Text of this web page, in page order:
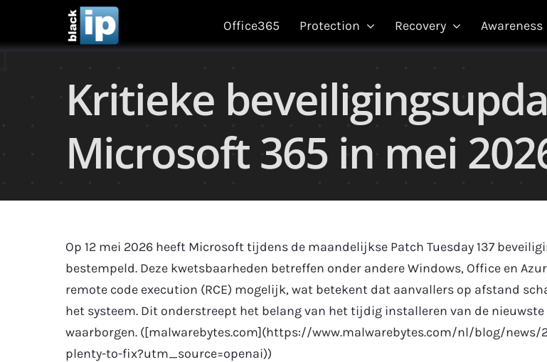
Office365 Protection Recovery Awareness
Kritieke
Microsoft 365 in mei
Op 12 mei 2026 heeft Microsoft tijdens de maandelijkse Patch Tuesday 137
bestempeld. Deze kwetsbaarheden betreffen onder andere Windows, Office en
remote code execution (RCE) mogelijk, wat betekent dat aanvallers op afstand
het systeem. Dit onderstreept het belang van het tijdig installeren van de
waarborgen. ([malwarebytes.com](https://www.malwarebytes.com/nl/blog/
plenty-to-fix?utm_source=openai))